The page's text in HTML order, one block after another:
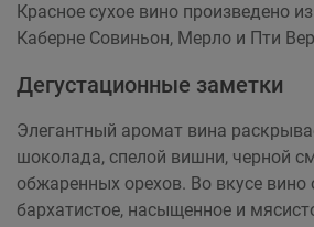
Красное сухое вино произведено
Каберне Совиньон, Мерло и Пти
Дегустационные заметки
Элегантный аромат вина
шоколада, спелой вишни, черной
обжаренных орехов. Во вкусе вино
бархатистое, насыщенное и